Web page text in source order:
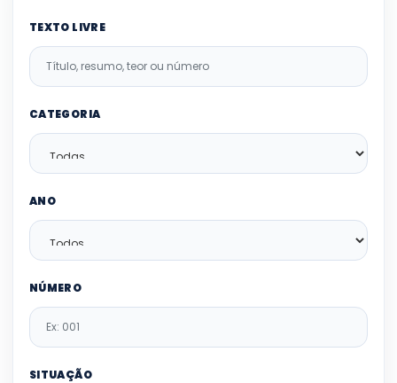
TEXTO LIVRE
CATEGORIA
ANO
NÚMERO
SITUAÇÃO